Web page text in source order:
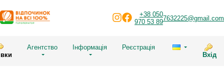
+38 050
970 53 897632225@gmail.com
Агентство Інформація
Реєстрація
Вхід